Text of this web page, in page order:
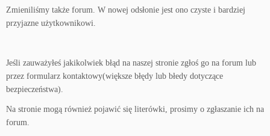
Zmieniliśmy także forum. W nowej odsłonie jest ono czyste i bardziej
przyjazne użytkownikowi.
Jeśli zauważyłeś jakikolwiek błąd na naszej stronie zgłoś go na forum lub
przez formularz kontaktowy(większe błędy lub błedy dotyczące
bezpieczeństwa).
Na stronie mogą również pojawić się literówki, prosimy o zgłaszanie ich na
forum.